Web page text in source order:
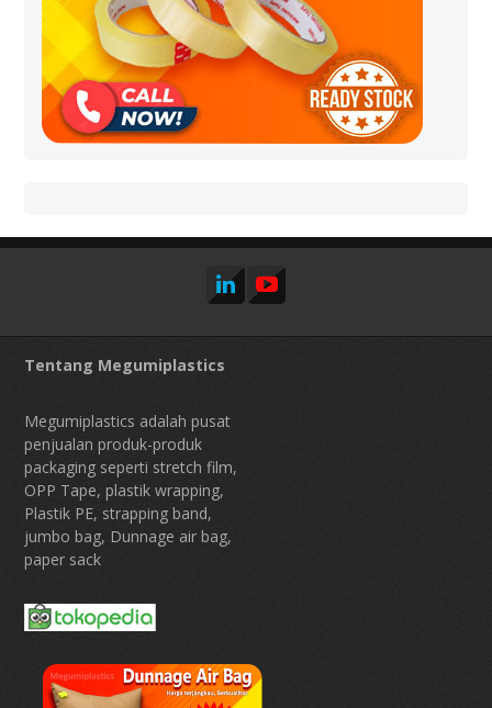
Tentang Megumiplastics
Megumiplastics adalah pusat
penjualan produk-produk
packaging seperti stretch film,
OPP Tape, plastik wrapping,
Plastik PE, strapping band,
jumbo bag, Dunnage air bag,
paper sack